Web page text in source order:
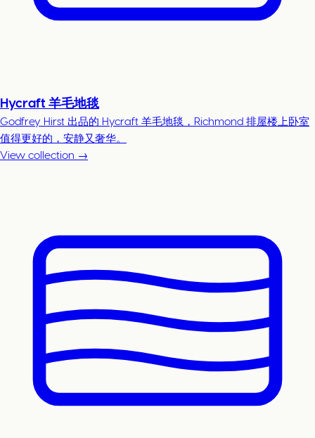
Hycraft 羊毛地毯
Godfrey Hirst 出品的 Hycraft 羊毛地毯，Richmond 排屋楼上卧室
值得更好的，安静又奢华。
View collection →